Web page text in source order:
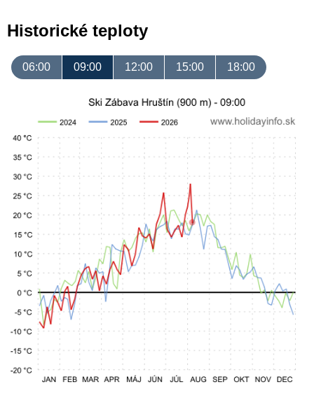
Historické teploty
06:00 09:00 12:00 15:00 18:00